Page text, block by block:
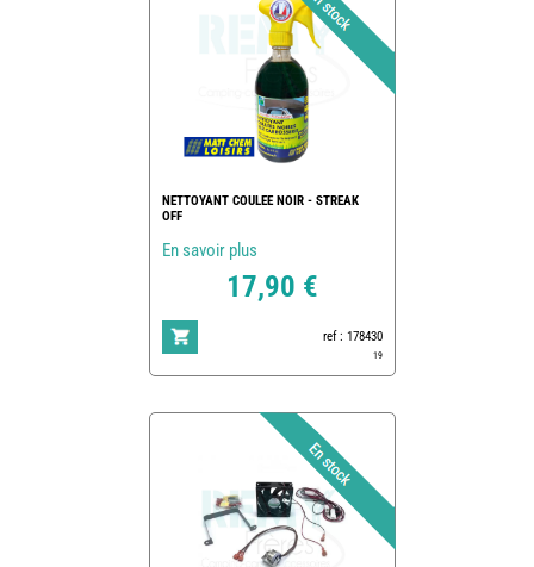
NETTOYANT COULEE NOIR - STREAK
OFF
En savoir plus
17,90 €
ref : 178430
19